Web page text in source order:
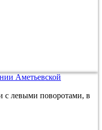
Аметьевской
с левыми поворотами, в